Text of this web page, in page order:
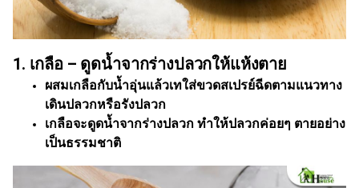
1. เกลือ – ดูดน้ำจากร่างปลวกให้แห้งตาย
ผสมเกลือกับน้ำอุ่นแล้วเทใส่ขวดสเปรย์ฉีดตามแนวทาง
เดินปลวกหรือรังปลวก
เกลือจะดูดน้ำจากร่างปลวก ทำให้ปลวกค่อยๆ ตายอย่าง
เป็นธรรมชาติ